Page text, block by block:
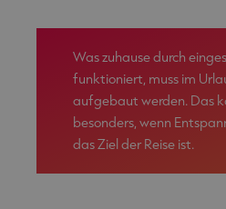
Was zuhause durch
funktioniert, muss im
aufgebaut werden. Das
besonders, wenn
das Ziel der Reise ist.